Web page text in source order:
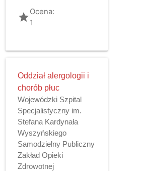
gradeOcena:
1
Oddział alergologii i
chorób płuc
Wojewódzki Szpital
Specjalistyczny im.
Stefana Kardynała
Wyszyńskiego
Samodzielny Publiczny
Zakład Opieki
Zdrowotnej